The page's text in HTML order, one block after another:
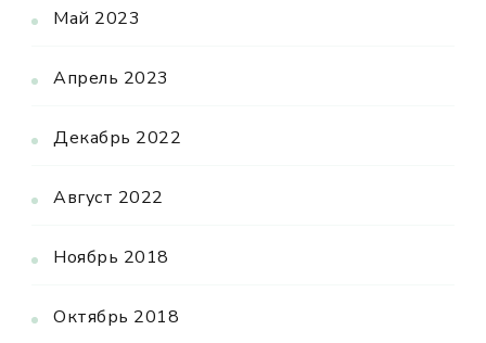
Май 2023
Апрель 2023
Декабрь 2022
Август 2022
Ноябрь 2018
Октябрь 2018